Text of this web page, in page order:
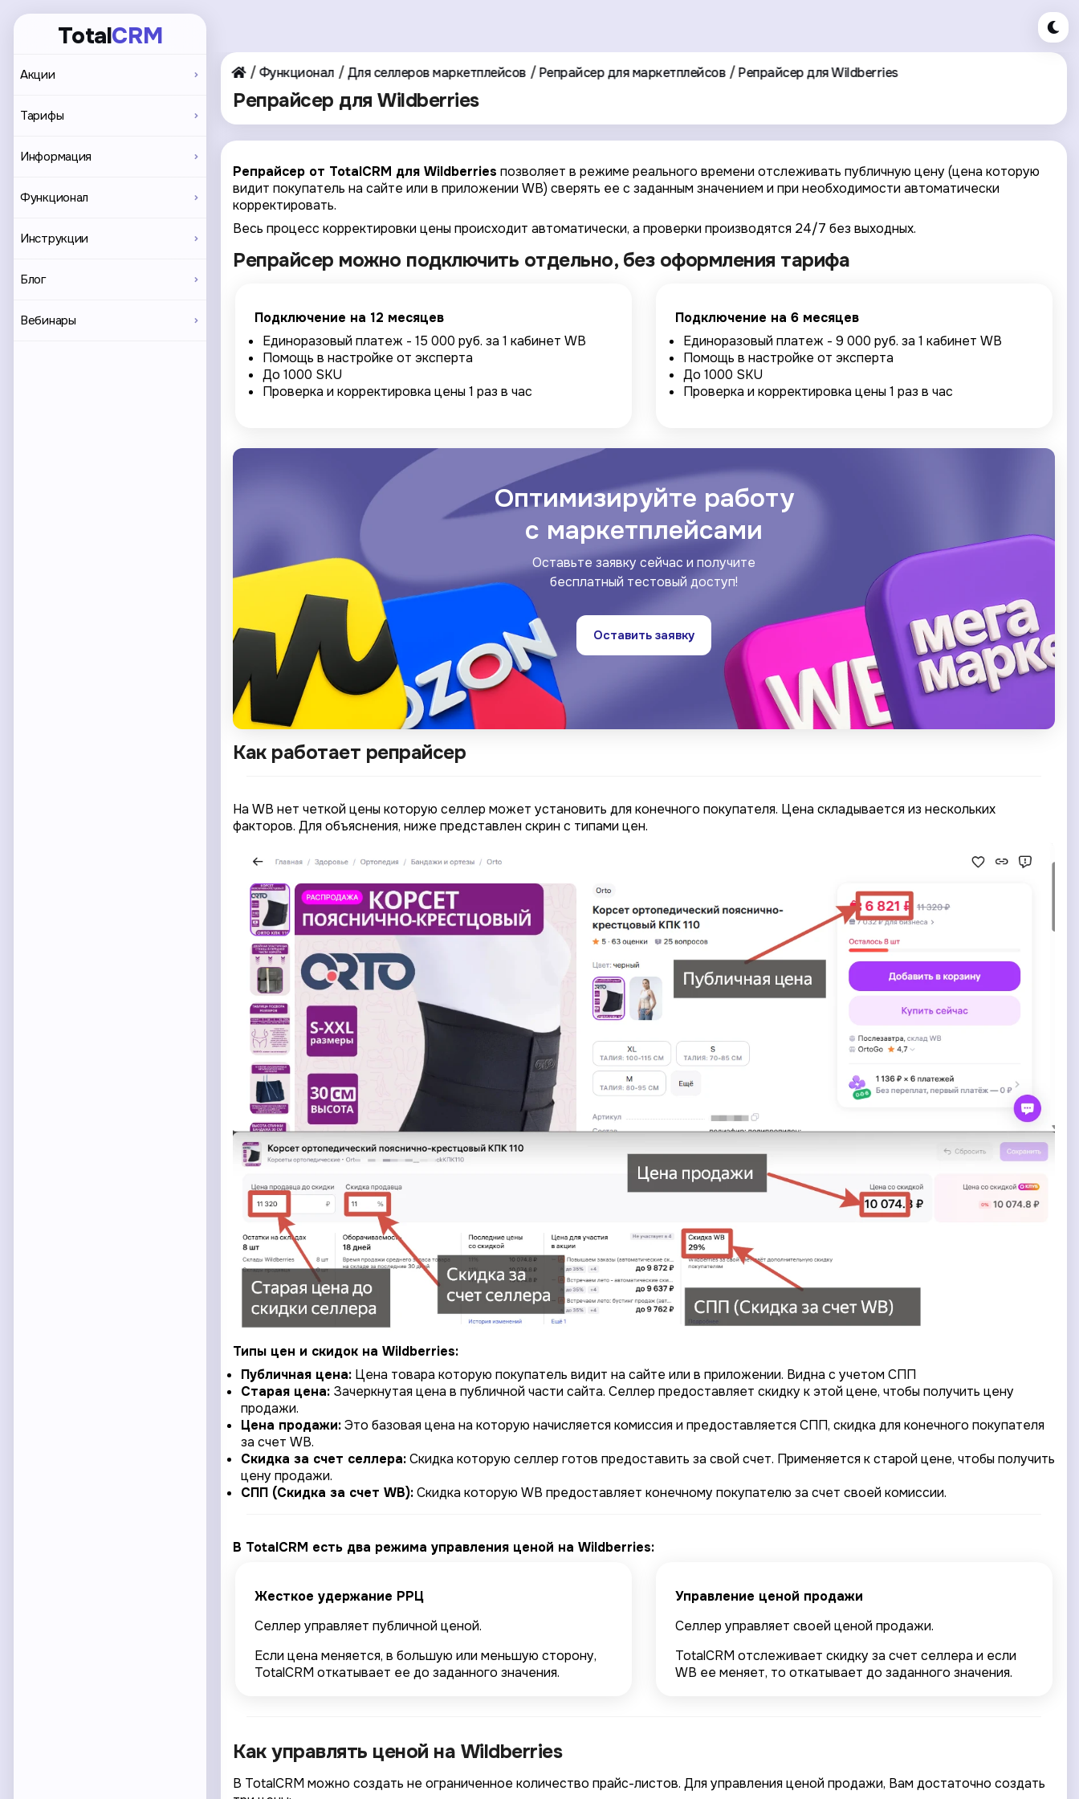
TotalCRM
Акции
Тарифы
Информация
Функционал
Инструкции
Блог
Вебинары
Функционал Для селлеров маркетплейсов Репрайсер для маркетплейсов Репрайсер для Wildberries
Репрайсер для Wildberries
Репрайсер от TotalCRM для Wildberries позволяет в режиме реального времени отслеживать публичную цену (цена которую
видит покупатель на сайте или в приложении WB) сверять ее с заданным значением и при необходимости автоматически
корректировать.
Весь процесс корректировки цены происходит автоматически, а проверки производятся 24/7 без выходных.
Репрайсер можно подключить отдельно, без оформления тарифа
Подключение на 12 месяцев
Единоразовый платеж - 15 000 руб. за 1 кабинет WB
Помощь в настройке от эксперта
До 1000 SKU
Проверка и корректировка цены 1 раз в час
Подключение на 6 месяцев
Единоразовый платеж - 9 000 руб. за 1 кабинет WB
Помощь в настройке от эксперта
До 1000 SKU
Проверка и корректировка цены 1 раз в час
Оптимизируйте работу
c маркетплейсами
Оставьте заявку сейчас и получите
бесплатный тестовый доступ!
Оставить заявку
Как работает репрайсер
На WB нет четкой цены которую селлер может установить для конечного покупателя. Цена складывается из нескольких
факторов. Для объяснения, ниже представлен скрин с типами цен.
Типы цен и скидок на Wildberries:
Публичная цена: Цена товара которую покупатель видит на сайте или в приложении. Видна с учетом СПП
Старая цена: Зачеркнутая цена в публичной части сайта. Селлер предоставляет скидку к этой цене, чтобы получить цену
продажи.
Цена продажи:Это базовая цена на которую начисляется комиссия и предоставляется СПП, скидка для конечного покупателя
за счет WB.
Скидка за счет селлера:Скидка которую селлер готов предоставить за свой счет. Применяется к старой цене, чтобы получить
цену продажи.
СПП (Скидка за счет WB):Скидка которую WB предоставляет конечному покупателю за счет своей комиссии.
В TotalCRM есть два режима управления ценой на Wildberries:
Жесткое удержание РРЦ
Селлер управляет публичной ценой.
Если цена меняется, в большую или меньшую сторону,
TotalCRM откатывает ее до заданного значения.
Управление ценой продажи
Селлер управляет своей ценой продажи.
TotalCRM отслеживает скидку за счет селлера и если
WB ее меняет, то откатывает до заданного значения.
Как управлять ценой на Wildberries
В TotalCRM можно создать не ограниченное количество прайс-листов. Для управления ценой продажи, Вам достаточно создать
Подключение к
TotalCRM
Подключение к
TotalCRM
Подключение к
TotalCRM
Подключение к
TotalCRM
Подключение к
TotalCRM
Подключение к
TotalCRM
Подключение к
TotalCRM